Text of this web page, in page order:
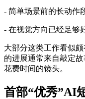
- 简单场景前的长动作
- 在视觉方向已经足够
大部分这类工作看似
的进展通常来自敲定
花费时间的镜头。
首部“优秀”AI